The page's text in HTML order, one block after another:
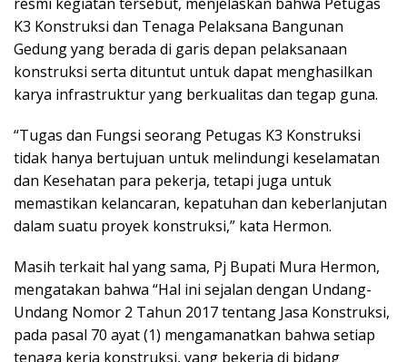
resmi kegiatan tersebut, menjelaskan bahwa Petugas
K3 Konstruksi dan Tenaga Pelaksana Bangunan
Gedung yang berada di garis depan pelaksanaan
konstruksi serta dituntut untuk dapat menghasilkan
karya infrastruktur yang berkualitas dan tegap guna.
“Tugas dan Fungsi seorang Petugas K3 Konstruksi
tidak hanya bertujuan untuk melindungi keselamatan
dan Kesehatan para pekerja, tetapi juga untuk
memastikan kelancaran, kepatuhan dan keberlanjutan
dalam suatu proyek konstruksi,” kata Hermon.
Masih terkait hal yang sama, Pj Bupati Mura Hermon,
mengatakan bahwa “Hal ini sejalan dengan Undang-
Undang Nomor 2 Tahun 2017 tentang Jasa Konstruksi,
pada pasal 70 ayat (1) mengamanatkan bahwa setiap
tenaga kerja konstruksi, yang bekerja di bidang